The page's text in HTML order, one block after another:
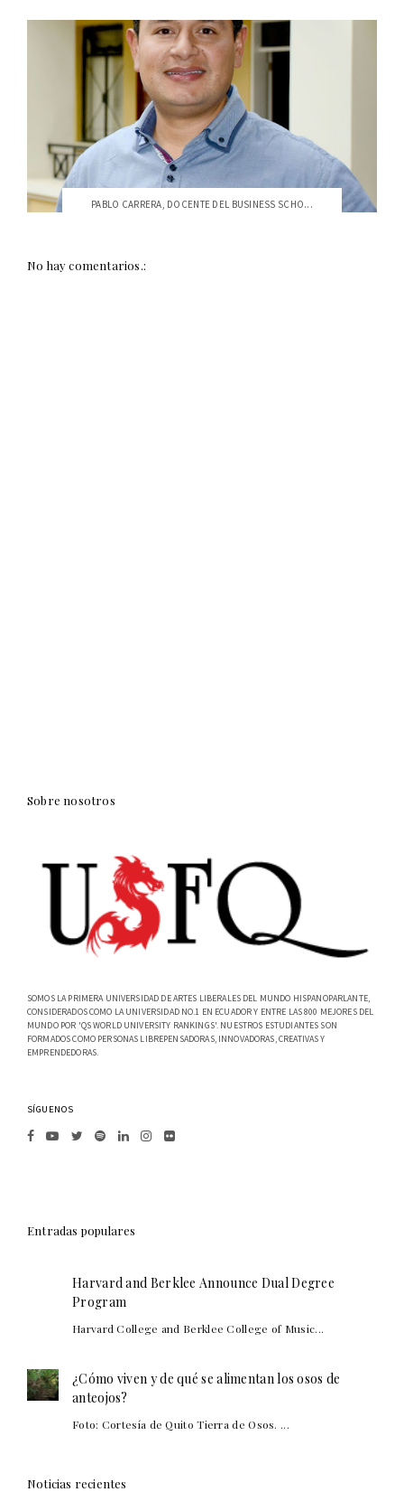
PABLO CARRERA, DOCENTE DEL BUSINESS SCHO...
No hay comentarios.:
Sobre nosotros
SOMOS LA PRIMERA UNIVERSIDAD DE ARTES LIBERALES DEL MUNDO HISPANOPARLANTE,
CONSIDERADOS COMO LA UNIVERSIDAD NO.1 EN ECUADOR Y ENTRE LAS 800 MEJORES DEL
MUNDO POR 'QS WORLD UNIVERSITY RANKINGS'. NUESTROS ESTUDIANTES SON
FORMADOS COMO PERSONAS LIBREPENSADORAS, INNOVADORAS, CREATIVAS Y
EMPRENDEDORAS.
SÍGUENOS
Entradas populares
Harvard and Berklee Announce Dual Degree
Program
Harvard College and Berklee College of Music...
¿Cómo viven y de qué se alimentan los osos de
anteojos?
Foto: Cortesía de Quito Tierra de Osos. ...
Noticias recientes